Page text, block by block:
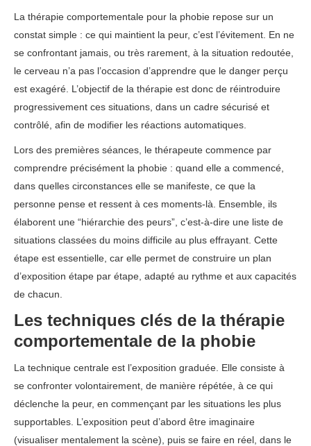
La thérapie comportementale pour la phobie repose sur un
constat simple : ce qui maintient la peur, c’est l’évitement. En ne
se confrontant jamais, ou très rarement, à la situation redoutée,
le cerveau n’a pas l’occasion d’apprendre que le danger perçu
est exagéré. L’objectif de la thérapie est donc de réintroduire
progressivement ces situations, dans un cadre sécurisé et
contrôlé, afin de modifier les réactions automatiques.
Lors des premières séances, le thérapeute commence par
comprendre précisément la phobie : quand elle a commencé,
dans quelles circonstances elle se manifeste, ce que la
personne pense et ressent à ces moments-là. Ensemble, ils
élaborent une “hiérarchie des peurs”, c’est-à-dire une liste de
situations classées du moins difficile au plus effrayant. Cette
étape est essentielle, car elle permet de construire un plan
d’exposition étape par étape, adapté au rythme et aux capacités
de chacun.
Les techniques clés de la thérapie
comportementale de la phobie
La technique centrale est l’exposition graduée. Elle consiste à
se confronter volontairement, de manière répétée, à ce qui
déclenche la peur, en commençant par les situations les plus
supportables. L’exposition peut d’abord être imaginaire
(visualiser mentalement la scène), puis se faire en réel, dans le